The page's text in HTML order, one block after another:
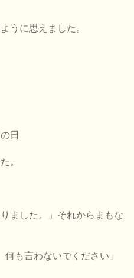
うに思えました。
日
。
ました。」それからまもな
も言わないでください」